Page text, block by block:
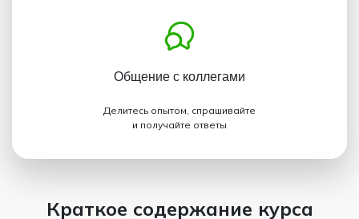
Общение с коллегами
Делитесь опытом, спрашивайте
и получайте ответы
Краткое содержание курса